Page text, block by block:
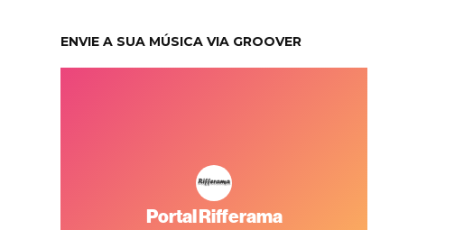
ENVIE A SUA MÚSICA VIA GROOVER